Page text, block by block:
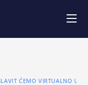
ĆEMO VIRTUALNO UZ